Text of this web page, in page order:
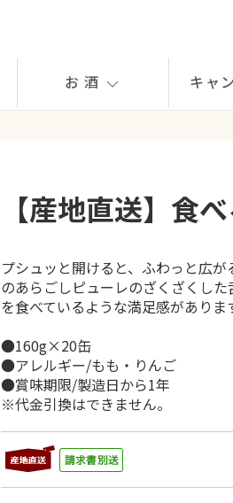
お酒 キャ
【産地直送】食
プシュッと開けると、ふわっと広
のあらごしピューレのざくざくし
を食べているような満足感がありま
●160g×20缶
●アレルギー/もも・りんご
●賞味期限/製造日から1年
※代金引換はできません。